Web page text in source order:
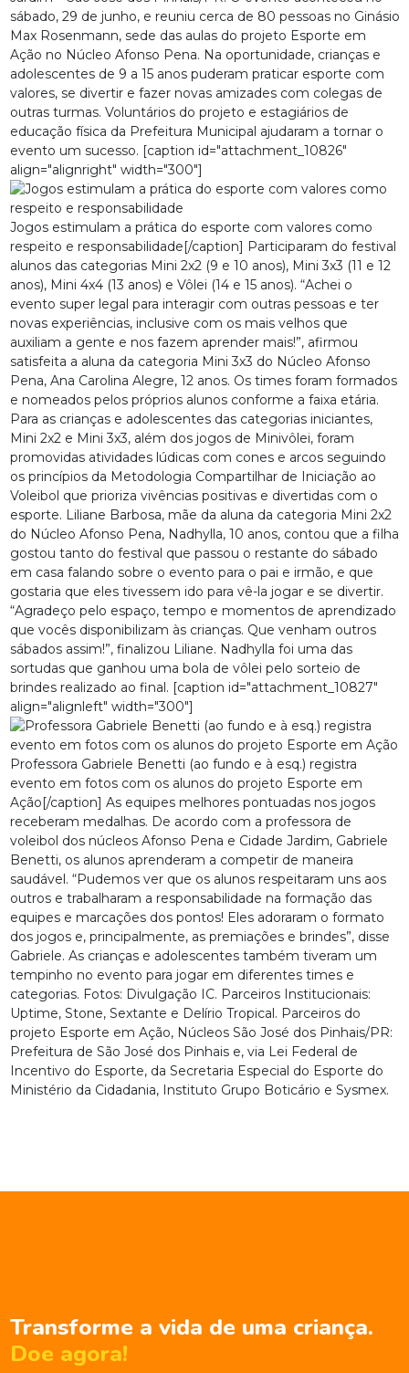
sábado, 29 de junho, e reuniu cerca de 80 pessoas no Ginásio
Max Rosenmann, sede das aulas do projeto Esporte em
Ação no Núcleo Afonso Pena. Na oportunidade, crianças e
adolescentes de 9 a 15 anos puderam praticar esporte com
valores, se divertir e fazer novas amizades com colegas de
outras turmas. Voluntários do projeto e estagiários de
educação física da Prefeitura Municipal ajudaram a tornar o
evento um sucesso. [caption id="attachment_10826"
align="alignright" width="300"]
Jogos estimulam a prática do esporte com valores como
respeito e responsabilidade[/caption] Participaram do festival
alunos das categorias Mini 2x2 (9 e 10 anos), Mini 3x3 (11 e 12
anos), Mini 4x4 (13 anos) e Vôlei (14 e 15 anos). “Achei o
evento super legal para interagir com outras pessoas e ter
novas experiências, inclusive com os mais velhos que
auxiliam a gente e nos fazem aprender mais!”, afirmou
satisfeita a aluna da categoria Mini 3x3 do Núcleo Afonso
Pena, Ana Carolina Alegre, 12 anos. Os times foram formados
e nomeados pelos próprios alunos conforme a faixa etária.
Para as crianças e adolescentes das categorias iniciantes,
Mini 2x2 e Mini 3x3, além dos jogos de Minivôlei, foram
promovidas atividades lúdicas com cones e arcos seguindo
os princípios da Metodologia Compartilhar de Iniciação ao
Voleibol que prioriza vivências positivas e divertidas com o
esporte. Liliane Barbosa, mãe da aluna da categoria Mini 2x2
do Núcleo Afonso Pena, Nadhylla, 10 anos, contou que a filha
gostou tanto do festival que passou o restante do sábado
em casa falando sobre o evento para o pai e irmão, e que
gostaria que eles tivessem ido para vê-la jogar e se divertir.
“Agradeço pelo espaço, tempo e momentos de aprendizado
que vocês disponibilizam às crianças. Que venham outros
sábados assim!”, finalizou Liliane. Nadhylla foi uma das
sortudas que ganhou uma bola de vôlei pelo sorteio de
brindes realizado ao final. [caption id="attachment_10827"
align="alignleft" width="300"]
Professora Gabriele Benetti (ao fundo e à esq.) registra
evento em fotos com os alunos do projeto Esporte em
Ação[/caption] As equipes melhores pontuadas nos jogos
receberam medalhas. De acordo com a professora de
voleibol dos núcleos Afonso Pena e Cidade Jardim, Gabriele
Benetti, os alunos aprenderam a competir de maneira
saudável. “Pudemos ver que os alunos respeitaram uns aos
outros e trabalharam a responsabilidade na formação das
equipes e marcações dos pontos! Eles adoraram o formato
dos jogos e, principalmente, as premiações e brindes”, disse
Gabriele. As crianças e adolescentes também tiveram um
tempinho no evento para jogar em diferentes times e
categorias. Fotos: Divulgação IC. Parceiros Institucionais:
Uptime, Stone, Sextante e Delírio Tropical. Parceiros do
projeto Esporte em Ação, Núcleos São José dos Pinhais/PR:
Prefeitura de São José dos Pinhais e, via Lei Federal de
Incentivo do Esporte, da Secretaria Especial do Esporte do
Ministério da Cidadania, Instituto Grupo Boticário e Sysmex.
Transforme a vida de uma criança.
Doe agora!